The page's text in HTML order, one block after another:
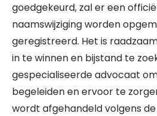
goedgekeurd, zal er een
naamswijziging worden
geregistreerd. Het is
in te winnen en bijstand te
gespecialiseerde advocaat
begeleiden en ervoor te
wordt afgehandeld volgens